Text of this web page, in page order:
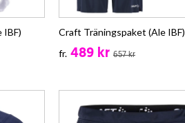
IBF)
Craft Träningspaket (Ale IBF)
fr. 489 kr 657 kr